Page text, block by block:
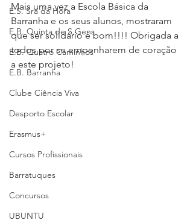
E.S. Sra da Hora
E.B. Quinta de S.Gens
E.B. Quatro Caminhos
E.B. Barranha
Clube Ciência Viva
Desporto Escolar
Erasmus+
Cursos Profissionais
Barratuques
Concursos
UBUNTU
Mais uma vez a Escola Básica da
Barranha e os seus alunos, mostraram
que ser solidário é bom!!!! Obrigada a
todos por se empenharem de coração
a este projeto!